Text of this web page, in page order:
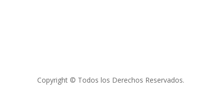
Copyright © Todos los Derechos Reservados.